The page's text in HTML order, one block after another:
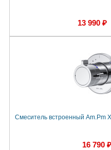
13 990 ₽
Смеситель встроенный Am.Pm
16 790 ₽